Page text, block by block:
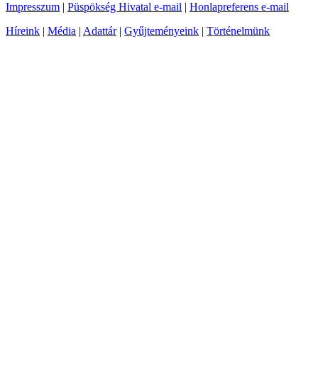
Impresszum | Püspökség Hivatal e-mail | Honlapreferens e-mail
Híreink | Média | Adattár| Gyűjteményeink | Történelmünk